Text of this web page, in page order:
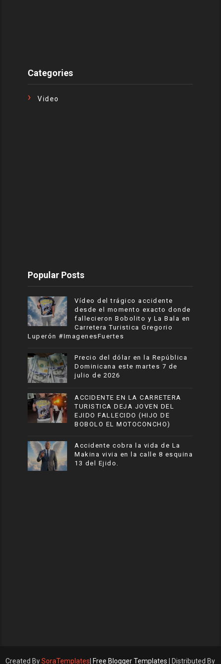
Categories
Video
Popular Posts
Vídeo del trágico accidente
desde el momento exacto donde
fallecieron Bobolito y La Bala en
Carretera Turistica Gregorio
Luperón #ImagenesFuertes
Precio del dólar en la República
Dominicana este martes 7 de
julio de 2026
ACCIDENTE EN LA CARRETERA
TURISTICA DEJA JOVEN DEL
EJIDO FALLECIDO (HIJO DE
BOBOLO EL MOTOCONCHO)
Accidente cobra la vida de La
Makina vivia en la calle 8 esquina
13 del Ejido.
Created BySoraTemplates Free Blogger Templates | Distributed By